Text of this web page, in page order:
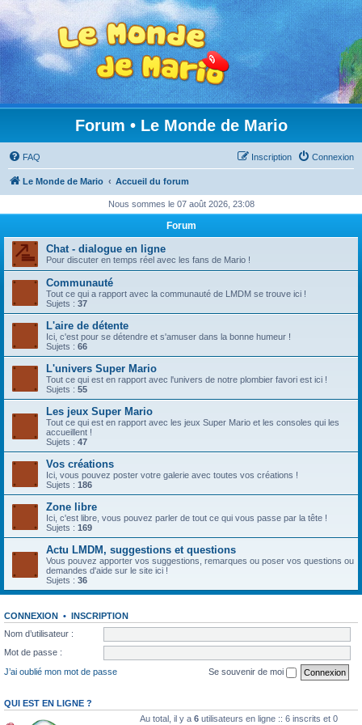
Forum • Le Monde de Mario
FAQ Connexion
Inscription
Le Monde de Mario Accueil du forum
Nous sommes le 07 août 2026, 23:08
Forum
Chat - dialogue en ligne
Pour discuter en temps réel avec les fans de Mario !
Communauté
Tout ce qui a rapport avec la communauté de LMDM se trouve ici !
Sujets : 37
L'aire de détente
Ici, c'est pour se détendre et s'amuser dans la bonne humeur !
Sujets : 66
L'univers Super Mario
Tout ce qui est en rapport avec l'univers de notre plombier favori est ici !
Sujets : 55
Les jeux Super Mario
Tout ce qui est en rapport avec les jeux Super Mario et les consoles qui les
accueillent !
Sujets : 47
Vos créations
Ici, vous pouvez poster votre galerie avec toutes vos créations !
Sujets : 186
Zone libre
Ici, c'est libre, vous pouvez parler de tout ce qui vous passe par la tête !
Sujets : 169
Actu LMDM, suggestions et questions
Vous pouvez apporter vos suggestions, remarques ou poser vos questions ou
demandes d'aide sur le site ici !
Sujets : 36
CONNEXION • INSCRIPTION
Nom d’utilisateur :
Mot de passe :
J’ai oublié mon mot de passe
Se souvenir de moi
QUI EST EN LIGNE ?
Au total, il y a 6 utilisateurs en ligne :: 6 inscrits et 0